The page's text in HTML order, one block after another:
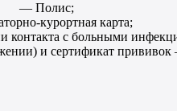
— Полис;
курортная карта;
контакта с больными
и сертификат прививок